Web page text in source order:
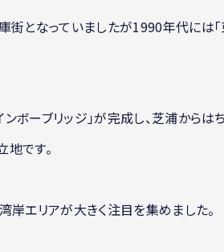
となっていましたが1990年代には「
ーブリッジ」が完成し、芝浦からはち
地です。
岸エリアが大きく注目を集めました。